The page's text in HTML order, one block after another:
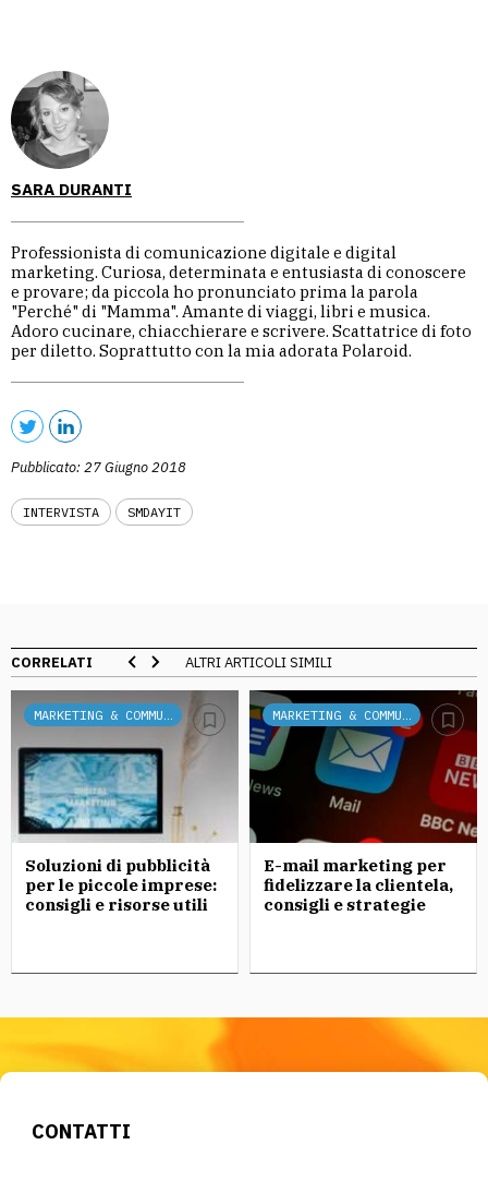
SARA DURANTI
Professionista di comunicazione digitale e digital
marketing. Curiosa, determinata e entusiasta di conoscere
e provare; da piccola ho pronunciato prima la parola
"Perché" di "Mamma". Amante di viaggi, libri e musica.
Adoro cucinare, chiacchierare e scrivere. Scattatrice di foto
per diletto. Soprattutto con la mia adorata Polaroid.
Pubblicato: 27 Giugno 2018
INTERVISTA SMDAYIT
CORRELATI ALTRI ARTICOLI SIMILI
MARKETING & COMMUNICATION
Soluzioni di pubblicità
per le piccole imprese:
consigli e risorse utili
MARKETING & COMMUNICATION
E-mail marketing per
fidelizzare la clientela,
consigli e strategie
CONTATTI